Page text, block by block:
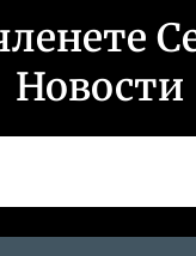
Новости